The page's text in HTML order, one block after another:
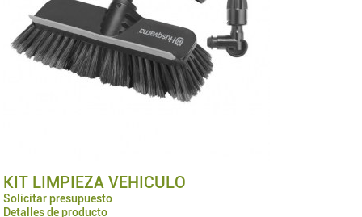
KIT LIMPIEZA VEHICULO
Solicitar presupuesto
Detalles de producto